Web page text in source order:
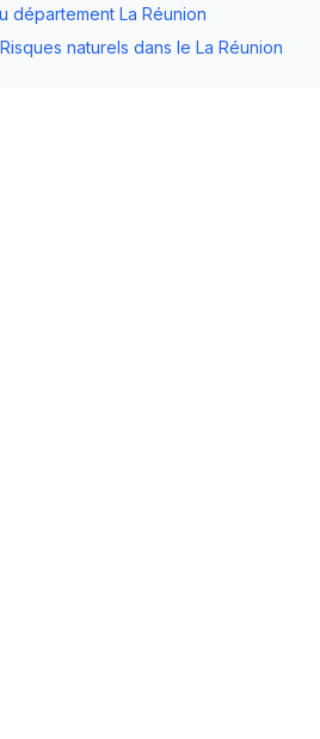
département La Réunion
naturels dans le La Réunion